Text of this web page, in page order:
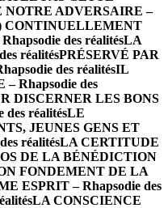
NOTRE ADVERSAIRE –
CONTINUELLEMENT
des réalitésLA
réalitésPRÉSERVÉ PAR
des réalitésIL
Rhapsodie des
DISCERNER LES BONS
réalitésLE
JEUNES GENS ET
réalitésLA CERTITUDE
DE LA BÉNÉDICTION
FONDEMENT DE LA
ESPRIT – Rhapsodie des
LA CONSCIENCE